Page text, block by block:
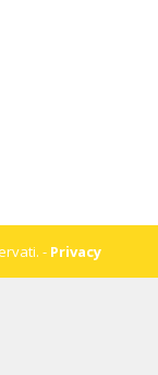
- Privacy